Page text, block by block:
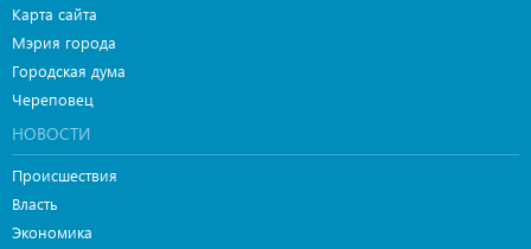
Карта сайта
Мэрия города
Городская дума
Череповец
НОВОСТИ
Происшествия
Власть
Экономика